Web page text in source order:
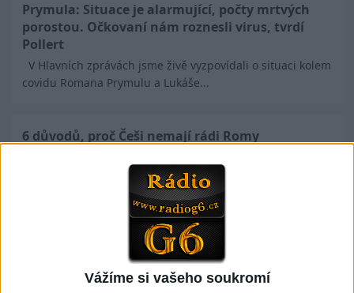
Vážíme si vašeho soukromí
Prymula: Situace je alarmující, počty mrtvých
porostou. Očkovaní nám roznesli virus, tvrdí
Pollert
V Hlavních zprávách jsme živě vyzpovídali o situaci kolem
covidu Romana Prymulu a Lukáše...
6 důvodů, proč Češi nemají rádi Romy
způsob života se neztotožňuje s tím naším...
6. fáz Nového svetového poriadku od vzniku
pandémie, po zrušenie dlhov,
dematerializovania peňazí a aktivovanie
“Veľkého resetu”